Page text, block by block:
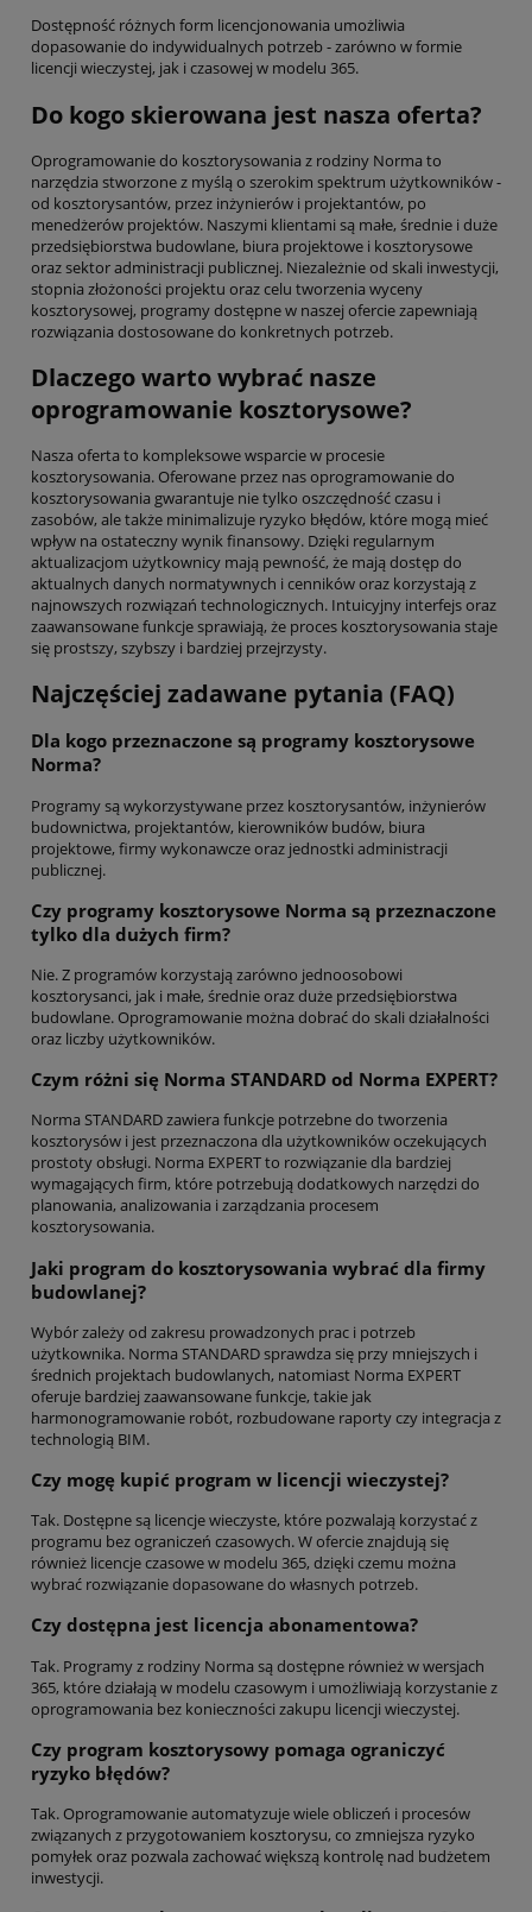
Dostępność różnych form licencjonowania umożliwia
dopasowanie do indywidualnych potrzeb - zarówno w formie
licencji wieczystej, jak i czasowej w modelu 365.
Do kogo skierowana jest nasza oferta?
Oprogramowanie do kosztorysowania z rodziny Norma to
narzędzia stworzone z myślą o szerokim spektrum użytkowników -
od kosztorysantów, przez inżynierów i projektantów, po
menedżerów projektów. Naszymi klientami są małe, średnie i duże
przedsiębiorstwa budowlane, biura projektowe i kosztorysowe
oraz sektor administracji publicznej. Niezależnie od skali inwestycji,
stopnia złożoności projektu oraz celu tworzenia wyceny
kosztorysowej, programy dostępne w naszej ofercie zapewniają
rozwiązania dostosowane do konkretnych potrzeb.
Dlaczego warto wybrać nasze
oprogramowanie kosztorysowe?
Nasza oferta to kompleksowe wsparcie w procesie
kosztorysowania. Oferowane przez nas oprogramowanie do
kosztorysowania gwarantuje nie tylko oszczędność czasu i
zasobów, ale także minimalizuje ryzyko błędów, które mogą mieć
wpływ na ostateczny wynik finansowy. Dzięki regularnym
aktualizacjom użytkownicy mają pewność, że mają dostęp do
aktualnych danych normatywnych i cenników oraz korzystają z
najnowszych rozwiązań technologicznych. Intuicyjny interfejs oraz
zaawansowane funkcje sprawiają, że proces kosztorysowania staje
się prostszy, szybszy i bardziej przejrzysty.
Najczęściej zadawane pytania (FAQ)
Dla kogo przeznaczone są programy kosztorysowe
Norma?
Programy są wykorzystywane przez kosztorysantów, inżynierów
budownictwa, projektantów, kierowników budów, biura
projektowe, firmy wykonawcze oraz jednostki administracji
publicznej.
Czy programy kosztorysowe Norma są przeznaczone
tylko dla dużych firm?
Nie. Z programów korzystają zarówno jednoosobowi
kosztorysanci, jak i małe, średnie oraz duże przedsiębiorstwa
budowlane. Oprogramowanie można dobrać do skali działalności
oraz liczby użytkowników.
Czym różni się Norma STANDARD od Norma EXPERT?
Norma STANDARD zawiera funkcje potrzebne do tworzenia
kosztorysów i jest przeznaczona dla użytkowników oczekujących
prostoty obsługi. Norma EXPERT to rozwiązanie dla bardziej
wymagających firm, które potrzebują dodatkowych narzędzi do
planowania, analizowania i zarządzania procesem
kosztorysowania.
Jaki program do kosztorysowania wybrać dla firmy
budowlanej?
Wybór zależy od zakresu prowadzonych prac i potrzeb
użytkownika. Norma STANDARD sprawdza się przy mniejszych i
średnich projektach budowlanych, natomiast Norma EXPERT
oferuje bardziej zaawansowane funkcje, takie jak
harmonogramowanie robót, rozbudowane raporty czy integracja z
technologią BIM.
Czy mogę kupić program w licencji wieczystej?
Tak. Dostępne są licencje wieczyste, które pozwalają korzystać z
programu bez ograniczeń czasowych. W ofercie znajdują się
również licencje czasowe w modelu 365, dzięki czemu można
wybrać rozwiązanie dopasowane do własnych potrzeb.
Czy dostępna jest licencja abonamentowa?
Tak. Programy z rodziny Norma są dostępne również w wersjach
365, które działają w modelu czasowym i umożliwiają korzystanie z
oprogramowania bez konieczności zakupu licencji wieczystej.
Czy program kosztorysowy pomaga ograniczyć
ryzyko błędów?
Tak. Oprogramowanie automatyzuje wiele obliczeń i procesów
związanych z przygotowaniem kosztorysu, co zmniejsza ryzyko
pomyłek oraz pozwala zachować większą kontrolę nad budżetem
inwestycji.